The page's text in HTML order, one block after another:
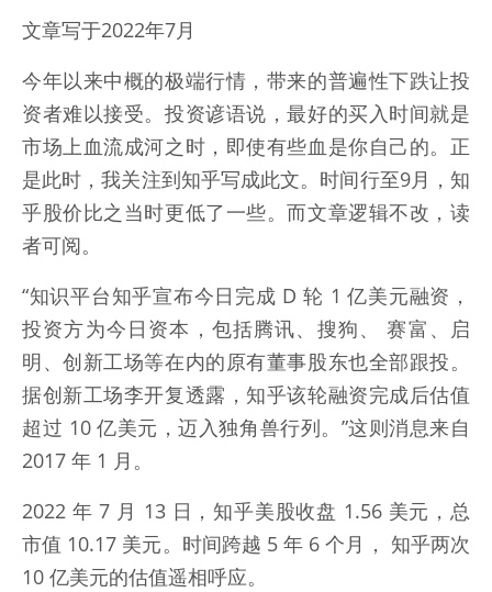
文章写于2022年7月
今年以来中概的极端行情，带来的普遍性下跌让投
资者难以接受。投资谚语说，最好的买入时间就是
市场上血流成河之时，即使有些血是你自己的。正
是此时，我关注到知乎写成此文。时间行至9月，知
乎股价比之当时更低了一些。而文章逻辑不改，读
者可阅。
“知识平台知乎宣布今日完成 D 轮 1 亿美元融资，
投资方为今日资本，包括腾讯、搜狗、 赛富、启
明、创新工场等在内的原有董事股东也全部跟投。
据创新工场李开复透露，知乎该轮融资完成后估值
超过 10 亿美元，迈入独角兽行列。”这则消息来自
2017 年 1 月。
2022 年 7 月 13 日，知乎美股收盘 1.56 美元，总
市值 10.17 美元。时间跨越 5 年 6 个月， 知乎两次
10 亿美元的估值遥相呼应。